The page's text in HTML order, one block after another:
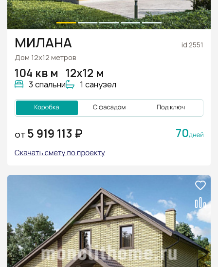
МИЛАНА id 2551
Дом 12х12 метров
104 кв м
3 спальни
12х12 м
1 санузел
ОТ 5 919 113 ₽ 70